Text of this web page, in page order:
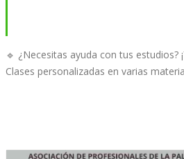
🔹 ¿Necesitas ayuda con tus estudios?
Clases personalizadas en varias